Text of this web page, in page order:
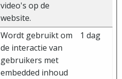
video's op de
website.
Wordt gebruikt om
de interactie van
gebruikers met
embedded inhoud
1 dag